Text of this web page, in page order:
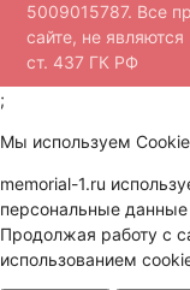
5009015787. Все
сайте, не
ст. 437 ГК РФ
;
Мы используем Cookie
memorial-1.ru
персональные
Продолжая работу с
использованием